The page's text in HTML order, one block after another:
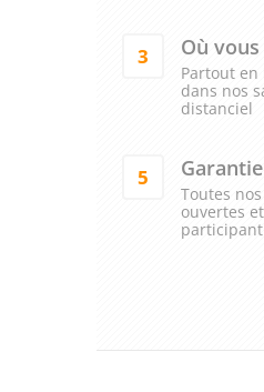
3 Où
Partout en
dans nos
distanciel
5
Toutes
ouvertes
participant